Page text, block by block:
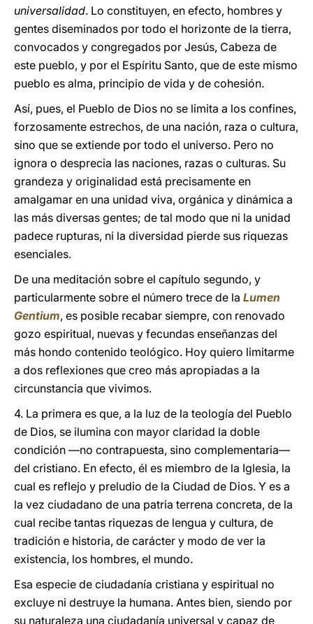
universalidad. Lo constituyen, en efecto, hombres y
gentes diseminados por todo el horizonte de la tierra,
convocados y congregados por Jesús, Cabeza de
este pueblo, y por el Espíritu Santo, que de este mismo
pueblo es alma, principio de vida y de cohesión.
Así, pues, el Pueblo de Dios no se limita a los confines,
forzosamente estrechos, de una nación, raza o cultura,
sino que se extiende por todo el universo. Pero no
ignora o desprecia las naciones, razas o culturas. Su
grandeza y originalidad está precisamente en
amalgamar en una unidad viva, orgánica y dinámica a
las más diversas gentes; de tal modo que ni la unidad
padece rupturas, ni la diversidad pierde sus riquezas
esenciales.
De una meditación sobre el capítulo segundo, y
particularmente sobre el número trece de la Lumen
Gentium, es posible recabar siempre, con renovado
gozo espiritual, nuevas y fecundas enseñanzas del
más hondo contenido teológico. Hoy quiero limitarme
a dos reflexiones que creo más apropiadas a la
circunstancia que vivimos.
4. La primera es que, a la luz de la teología del Pueblo
de Dios, se ilumina con mayor claridad la doble
condición —no contrapuesta, sino complementaria—
del cristiano. En efecto, él es miembro de la Iglesia, la
cual es reflejo y preludio de la Ciudad de Dios. Y es a
la vez ciudadano de una patria terrena concreta, de la
cual recibe tantas riquezas de lengua y cultura, de
tradición e historia, de carácter y modo de ver la
existencia, los hombres, el mundo.
Esa especie de ciudadanía cristiana y espiritual no
excluye ni destruye la humana. Antes bien, siendo por
su naturaleza una ciudadanía universal y capaz de